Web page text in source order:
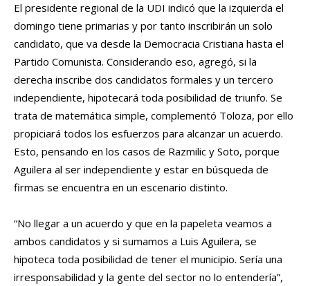
El presidente regional de la UDI indicó que la izquierda el
domingo tiene primarias y por tanto inscribirán un solo
candidato, que va desde la Democracia Cristiana hasta el
Partido Comunista. Considerando eso, agregó, si la
derecha inscribe dos candidatos formales y un tercero
independiente, hipotecará toda posibilidad de triunfo. Se
trata de matemática simple, complementó Toloza, por ello
propiciará todos los esfuerzos para alcanzar un acuerdo.
Esto, pensando en los casos de Razmilic y Soto, porque
Aguilera al ser independiente y estar en búsqueda de
firmas se encuentra en un escenario distinto.
“No llegar a un acuerdo y que en la papeleta veamos a
ambos candidatos y si sumamos a Luis Aguilera, se
hipoteca toda posibilidad de tener el municipio. Sería una
irresponsabilidad y la gente del sector no lo entendería”,